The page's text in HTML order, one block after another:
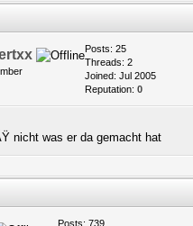
Posts: 25
Threads: 2
Joined: Jul 2005
Reputation:0
nicht was er da gemacht hat
Posts: 739